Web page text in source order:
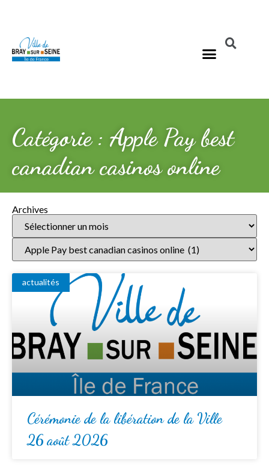
Catégorie : Apple Pay best
canadian casinos online
Archives
actualités
Cérémonie de la libération de la Ville
26 août 2026